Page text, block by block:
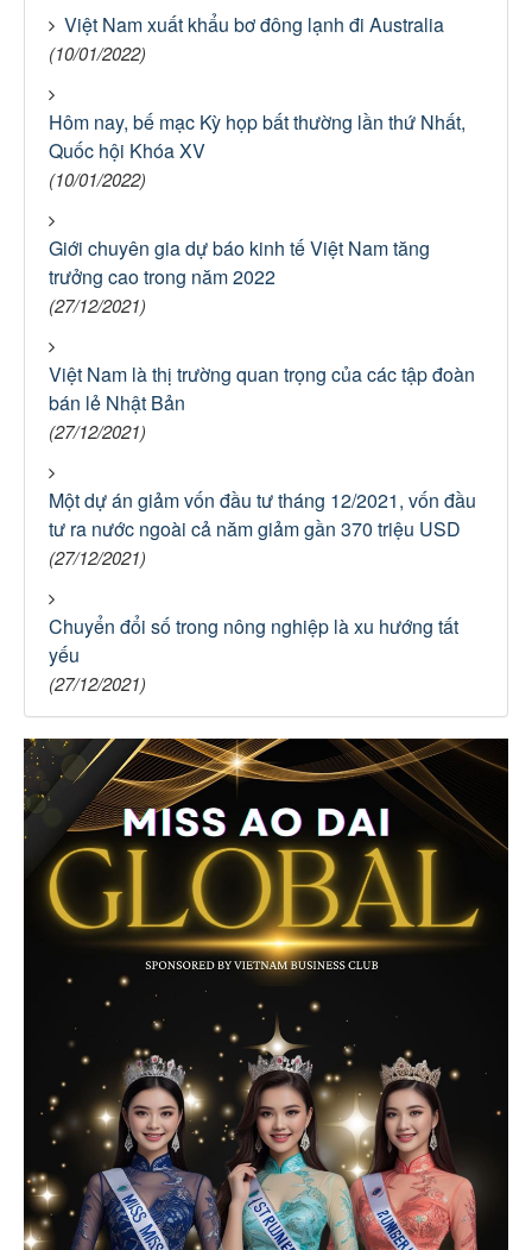
Việt Nam xuất khẩu bơ đông lạnh đi Australia
(10/01/2022)
Hôm nay, bế mạc Kỳ họp bất thường lần thứ Nhất,
Quốc hội Khóa XV
(10/01/2022)
Giới chuyên gia dự báo kinh tế Việt Nam tăng
trưởng cao trong năm 2022
(27/12/2021)
Việt Nam là thị trường quan trọng của các tập đoàn
bán lẻ Nhật Bản
(27/12/2021)
Một dự án giảm vốn đầu tư tháng 12/2021, vốn đầu
tư ra nước ngoài cả năm giảm gần 370 triệu USD
(27/12/2021)
Chuyển đổi số trong nông nghiệp là xu hướng tất
yếu
(27/12/2021)